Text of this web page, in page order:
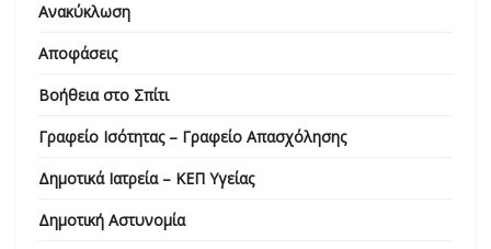
Ανακύκλωση
Αποφάσεις
Βοήθεια στο Σπίτι
Γραφείο Ισότητας – Γραφείο Απασχόλησης
Δημοτικά Ιατρεία – ΚΕΠ Υγείας
Δημοτική Αστυνομία